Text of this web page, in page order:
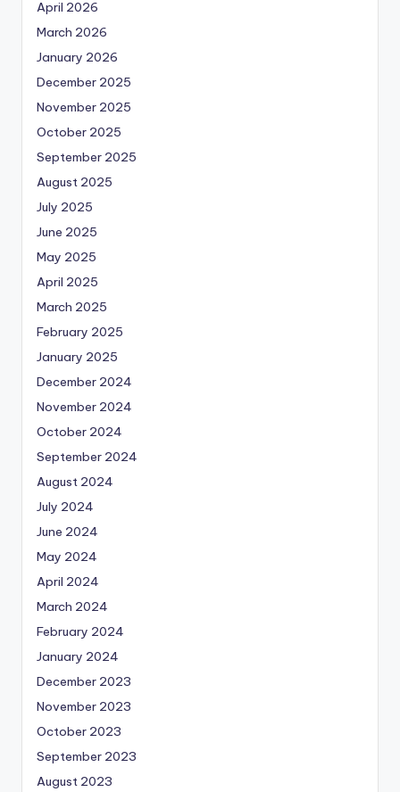
April 2026
March 2026
January 2026
December 2025
November 2025
October 2025
September 2025
August 2025
July 2025
June 2025
May 2025
April 2025
March 2025
February 2025
January 2025
December 2024
November 2024
October 2024
September 2024
August 2024
July 2024
June 2024
May 2024
April 2024
March 2024
February 2024
January 2024
December 2023
November 2023
October 2023
September 2023
August 2023